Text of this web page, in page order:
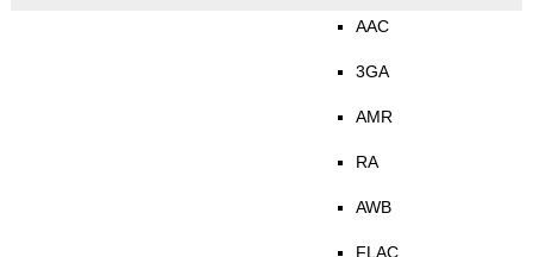
AAC
3GA
AMR
RA
AWB
FLAC